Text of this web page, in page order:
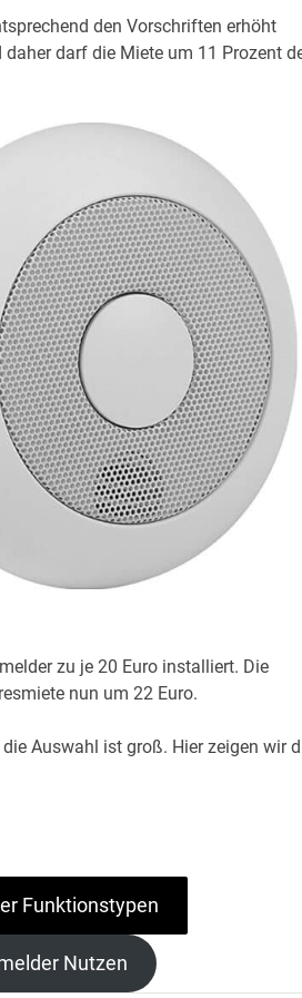
den Vorschriften erhöht
darf die Miete um 11 Prozent
zu je 20 Euro installiert. Die
nun um 22 Euro.
Auswahl ist groß. Hier zeigen wir
Funktionstypen
Nutzen